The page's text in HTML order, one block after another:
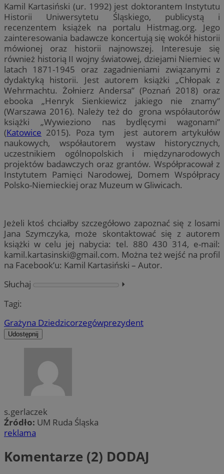
Kamil Kartasiński (ur. 1992) jest doktorantem Instytutu
Historii Uniwersytetu Śląskiego, publicystą i
recenzentem książek na portalu Histmag.org. Jego
zainteresowania badawcze koncertują się wokół historii
mówionej oraz historii najnowszej. Interesuje się
również historią II wojny światowej, dziejami Niemiec w
latach 1871-1945 oraz zagadnieniami związanymi z
dydaktyką historii. Jest autorem książki „Chłopak z
Wehrmachtu. Żołnierz Andersa” (Poznań 2018) oraz
ebooka „Henryk Sienkiewicz jakiego nie znamy”
(Warszawa 2016). Należy też do grona współautorów
książki „Wywieziono nas bydlęcymi wagonami”
(Katowice 2015). Poza tym jest autorem artykułów
naukowych, współautorem wystaw historycznych,
uczestnikiem ogólnopolskich i międzynarodowych
projektów badawczych oraz grantów. Współpracował z
Instytutem Pamięci Narodowej, Domem Współpracy
Polsko-Niemieckiej oraz Muzeum w Gliwicach.
Jeżeli ktoś chciałby szczegółowo zapoznać się z losami
Jana Szymczyka, może skontaktować się z autorem
książki w celu jej nabycia: tel. 880 430 314, e-mail:
kamil.kartasinski@gmail.com. Można też wejść na profil
na Facebook’u: Kamil Kartasiński – Autor.
Słuchaj
⏵︎
Tagi:
Grażyna Dziedzicorzegówprezydent
Udostępnij
s.gerlaczek
Źródło: UM Ruda Śląska
reklama
Komentarze (2) DODAJ